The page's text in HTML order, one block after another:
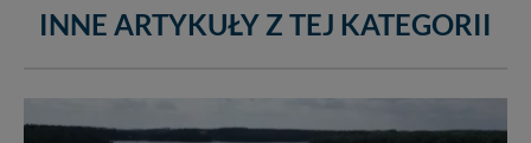
INNE ARTYKUŁY Z TEJ KATEGORII